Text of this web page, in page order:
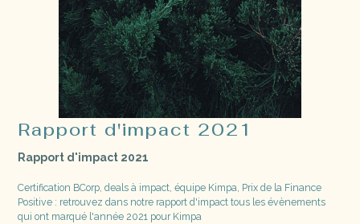
Rapport d'impact 2021
Rapport d'impact 2021
Certification BCorp, deals à impact, équipe Kimpa, Prix de la Finance
Positive : retrouvez dans notre rapport d'impact tous les évènements
qui ont marqué l'année 2021 pour Kimpa